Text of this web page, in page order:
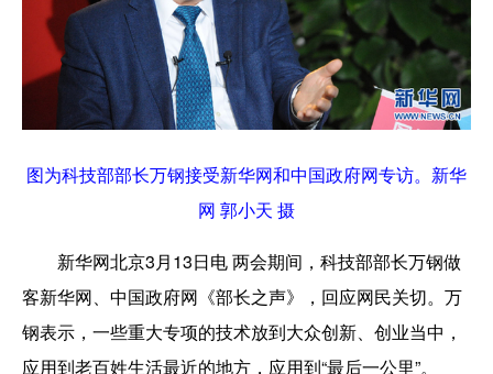
图为科技部部长万钢接受新华网和中国政府网专访。新华
网 郭小天 摄
新华网北京3月13日电 两会期间，科技部部长万钢做
客新华网、中国政府网《部长之声》，回应网民关切。万
钢表示，一些重大专项的技术放到大众创新、创业当中，
应用到老百姓生活最近的地方，应用到“最后一公里”。